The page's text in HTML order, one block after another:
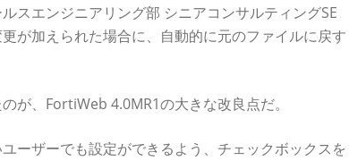
スエンジニアリング部 シニアコンサルティングSE
が加えられた場合に、自動的に元のファイルに戻す
が、FortiWeb 4.0MR1の大きな改良点だ。
ーザーでも設定ができるよう、チェックボックスを